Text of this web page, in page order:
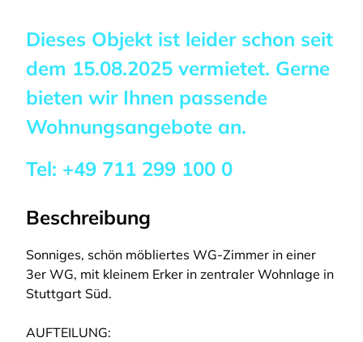
Dieses Objekt ist leider schon seit
dem 15.08.2025 vermietet. Gerne
bieten wir Ihnen passende
Wohnungsangebote an.
Tel: +49 711 299 100 0
Beschreibung
Sonniges, schön möbliertes WG-Zimmer in einer
3er WG, mit kleinem Erker in zentraler Wohnlage in
Stuttgart Süd.
AUFTEILUNG: